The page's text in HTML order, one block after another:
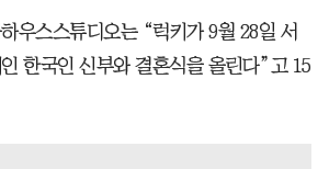
우스스튜디오는 “럭키가 9월 28일 서
한국인 신부와 결혼식을 올린다”고 15